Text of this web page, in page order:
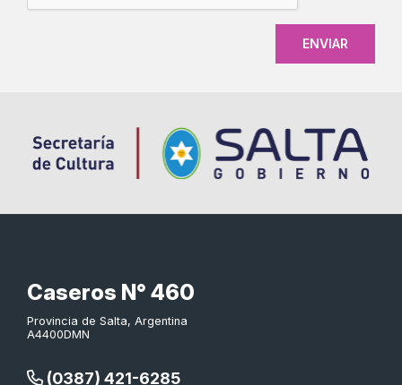
Caseros N° 460
Provincia de Salta, Argentina
A4400DMN
(0387) 421-6285